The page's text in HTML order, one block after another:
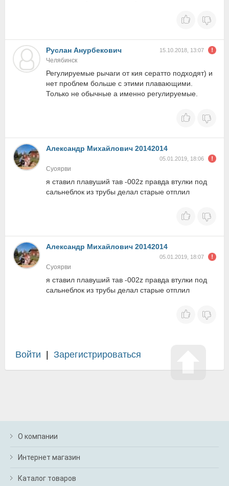
Руслан Анурбекович 15.10.2018, 13:07
Челябинск
Регулируемые рычаги от кия сератто подходят) и
нет проблем больше с этими плавающими.
Только не обычные а именно регулируемые.
Александр Михайлович 20142014
05.01.2019, 18:06
Суоярви
я ставил плавуший тав -002z правда втулки под
сальнеблок из трубы делал старые отплил
Александр Михайлович 20142014
05.01.2019, 18:07
Суоярви
я ставил плавуший тав -002z правда втулки под
сальнеблок из трубы делал старые отплил
Войти Зарегистрироваться
О компании
Интернет магазин
Каталог товаров